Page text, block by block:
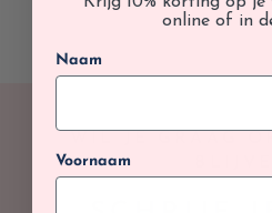
online of in
Naam
Voornaam